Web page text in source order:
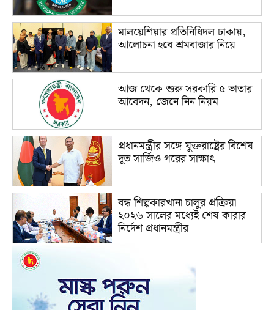
মালয়েশিয়ার প্রতিনিধিদল ঢাকায়,
আলোচনা হবে শ্রমবাজার নিয়ে
আজ থেকে শুরু সরকারি ৫ ভাতার
আবেদন, জেনে নিন নিয়ম
প্রধানমন্ত্রীর সঙ্গে যুক্তরাষ্ট্রের বিশেষ
দূত সার্জিও গরের সাক্ষাৎ
বন্ধ শিল্পকারখানা চালুর প্রক্রিয়া
২০২৬ সালের মধ্যেই শেষ কারার
নির্দেশ প্রধানমন্ত্রীর